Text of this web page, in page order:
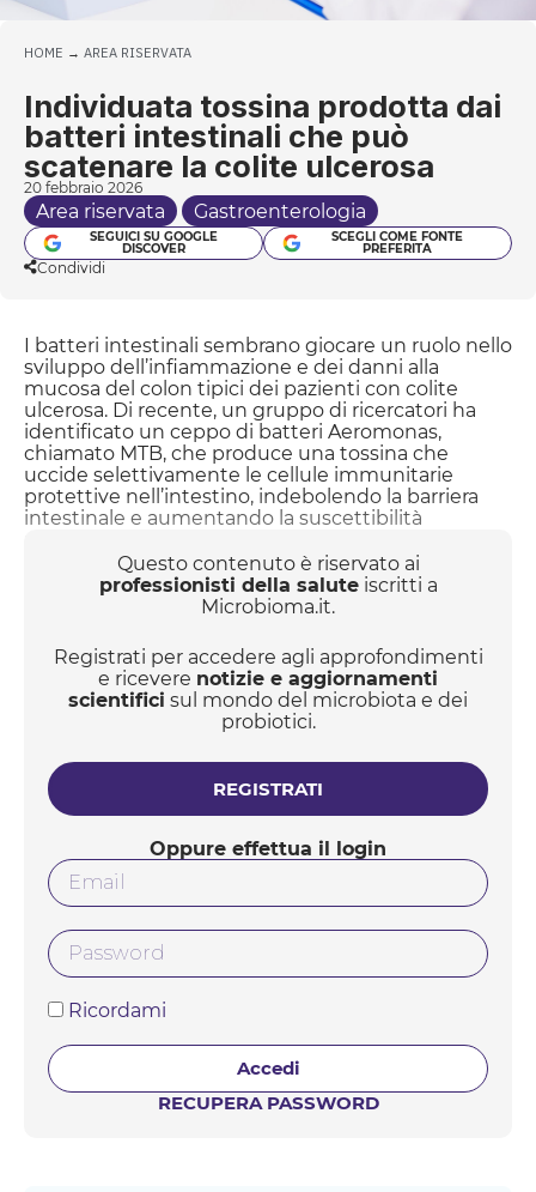
HOME → AREA RISERVATA
Individuata tossina prodotta dai
batteri intestinali che può
scatenare la colite ulcerosa
20 febbraio 2026
Area riservata Gastroenterologia
SEGUICI SU GOOGLE
DISCOVER
SCEGLI COME FONTE
PREFERITA
Condividi
I batteri intestinali sembrano giocare un ruolo nello
sviluppo dell’infiammazione e dei danni alla
mucosa del colon tipici dei pazienti con colite
ulcerosa. Di recente, un gruppo di ricercatori ha
identificato un ceppo di batteri Aeromonas,
chiamato MTB, che produce una tossina che
uccide selettivamente le cellule immunitarie
protettive nell’intestino, indebolendo la barriera
intestinale e aumentando la suscettibilità
suggeriscono quindi che il ceppo MTB e la sua
tossina possano causare l’infiammazione
intestinale nei pazienti con colite ulcerosa.
Questo contenuto è riservato ai
professionisti della saluteiscritti a
Microbioma.it.
Registrati per accedere agli approfondimenti
e ricevere notizie e aggiornamenti
scientifici sul mondo del microbiota e dei
probiotici.
REGISTRATI
Oppure effettua il login
Ricordami
Accedi
RECUPERA PASSWORD